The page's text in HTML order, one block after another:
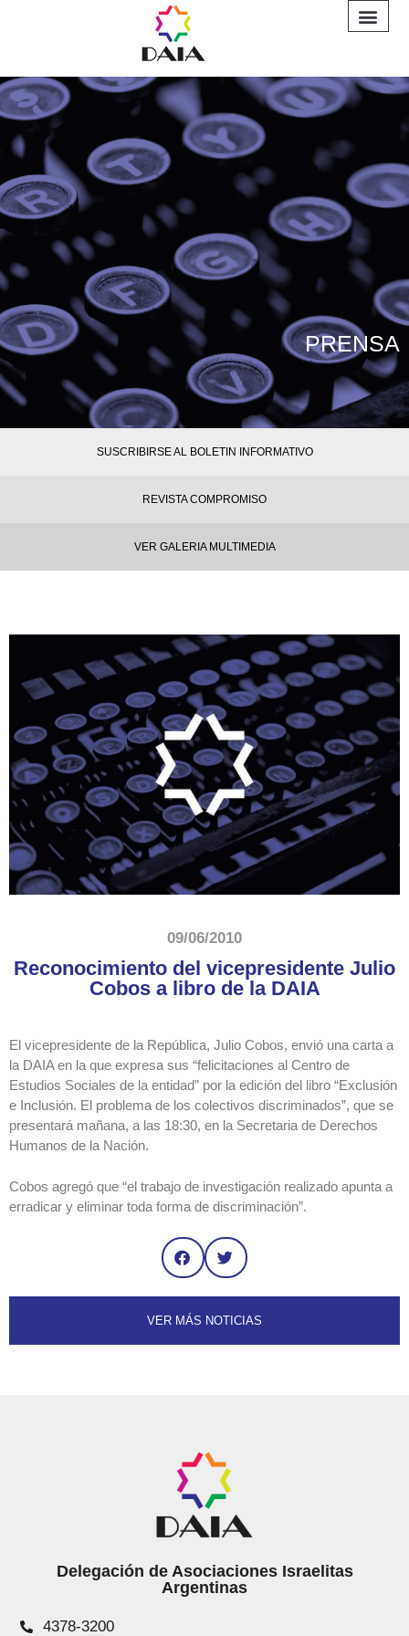
PRENSA
SUSCRIBIRSE AL BOLETIN INFORMATIVO
REVISTA COMPROMISO
VER GALERIA MULTIMEDIA
09/06/2010
Reconocimiento del vicepresidente Julio
Cobos a libro de la DAIA
El vicepresidente de la República, Julio Cobos, envió una carta a
la DAIA en la que expresa sus “felicitaciones al Centro de
Estudios Sociales de la entidad” por la edición del libro “Exclusión
e Inclusión. El problema de los colectivos discriminados”, que se
presentará mañana, a las 18:30, en la Secretaria de Derechos
Humanos de la Nación.
Cobos agregó que “el trabajo de investigación realizado apunta a
erradicar y eliminar toda forma de discriminación”.
VER MÁS NOTICIAS
Delegación de Asociaciones Israelitas
Argentinas
4378-3200